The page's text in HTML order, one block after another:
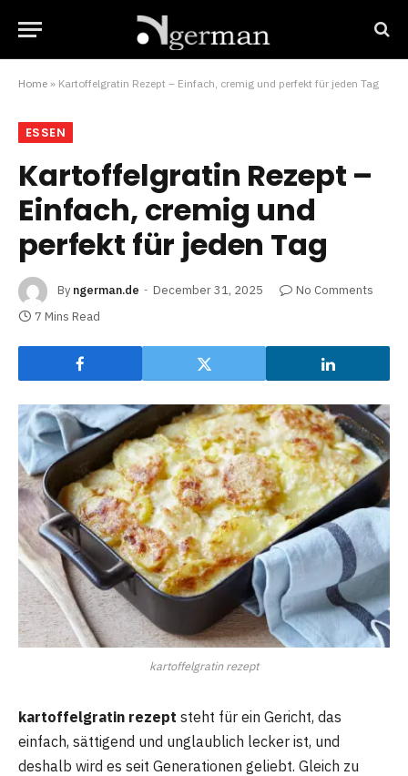
Home » Kartoffelgratin Rezept – Einfach, cremig und perfekt für jeden Tag
ESSEN
Kartoffelgratin Rezept –
Einfach, cremig und
perfekt für jeden Tag
By ngerman.de December 31, 2025
No Comments
7 Mins Read
kartoffelgratin rezept
kartoffelgratin rezept steht für ein Gericht, das
einfach, sättigend und unglaublich lecker ist, und
deshalb wird es seit Generationen geliebt. Gleich zu